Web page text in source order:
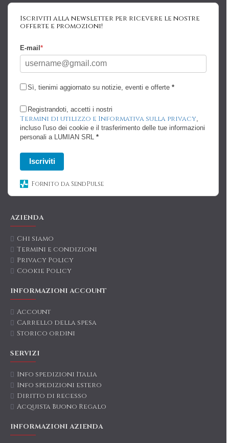
Iscriviti alla newsletter per ricevere le nostre
offerte e promozioni!
E-mail *
Sì, tienimi aggiornato su notizie, eventi e offerte *
Registrandoti, accetti i nostri
Termini di utilizzo e Informativa sulla privacy,
incluso l'uso dei cookie e il trasferimento delle tue informazioni
personali a LUMIAN SRL *
Iscriviti
Fornito da SendPulse
AZIENDA
Chi siamo
Termini e condizioni
Privacy Policy
Cookie Policy
INFORMAZIONI ACCOUNT
Account
Carrello della spesa
Storico ordini
SERVIZI
Info spedizioni Italia
Info spedizioni estero
Diritto di recesso
Acquista Buono Regalo
INFORMAZIONI AZIENDA